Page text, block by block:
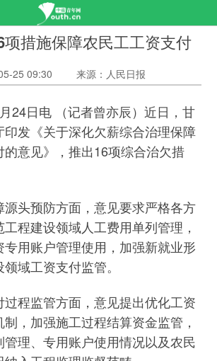
措施保障农民工工资支付
25 09:30 来源：人民日报
日电 （记者曾亦辰）近日，甘
印发《关于深化欠薪综合治理保障
意见》，推出16项综合治欠措
头预防方面，意见要求严格各方
程建设领域人工费用单列管理，
用账户管理使用，加强新就业形
域工资支付监管。
程监管方面，意见提出优化工资
，加强施工过程结算资金监管，
理、专用账户使用情况以及农民